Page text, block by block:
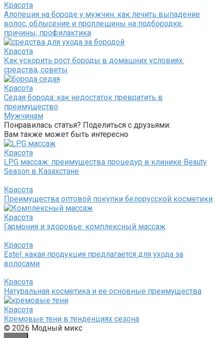
Красота
Алопеция на бороде у мужчин: как лечить выпадение
волос, облысение и проплешины на подбородке,
причины, профилактика
Красота
Как ускорить рост бороды в домашних условиях:
средства, советы
Красота
Седая борода: как недостаток превратить в
преимущество
Мужчинам
Понравилась статья? Поделиться с друзьями:
Вам также может быть интересно
Красота
LPG массаж: преимущества процедур в клинике Beauty
Season в Казахстане
Красота
Преимущества оптовой покупки белорусской косметики
Красота
Гармония и здоровье: комплексный массаж
Красота
Estel: какая продукция предлагается для ухода за
волосами
Красота
Натуральная косметика и ее основные преимущества
Красота
Кремовые тени в тенденциях сезона
© 2026 Модный микс